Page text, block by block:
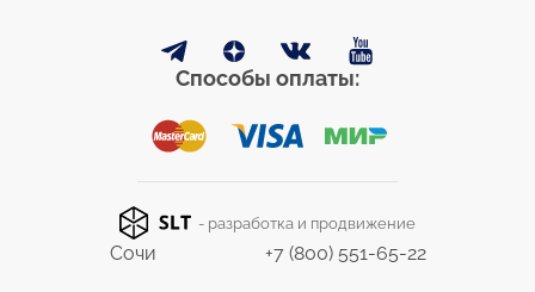
Способы оплаты:
- разработка и продвижение
Сочи +7 (800) 551-65-22